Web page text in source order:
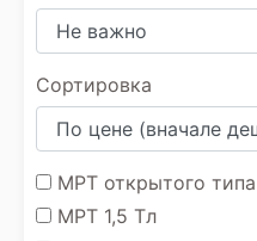
Сортировка
МРТ открытого типа
МРТ 1,5 Тл